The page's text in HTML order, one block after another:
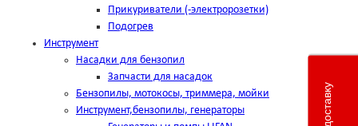
Прикуриватели (-электророзетки)
Подогрев
Инструмент
Насадки для бензопил
Запчасти для насадок
Бензопилы, мотокосы, триммера, мойки
Инструмент,бензопилы, генераторы